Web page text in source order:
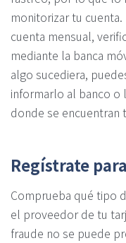
monitorizar tu
cuenta mensual,
mediante la banca
algo sucediera,
informarlo al banco o
donde se encuentran
Regístrate
Comprueba qué tipo
el proveedor de tu
fraude no se puede